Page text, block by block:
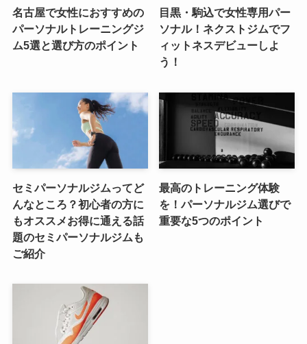
名古屋で女性におすすめの
パーソナルトレーニングジ
ム5選と選び方のポイント
目黒・駒込で女性専用パー
ソナル！ネクストジムでフ
ィットネスデビューしよ
う！
セミパーソナルジムってど
んなところ？初心者の方に
もオススメお得に通える話
題のセミパーソナルジムも
ご紹介
最高のトレーニング体験
を！パーソナルジム選びで
重要な5つのポイント